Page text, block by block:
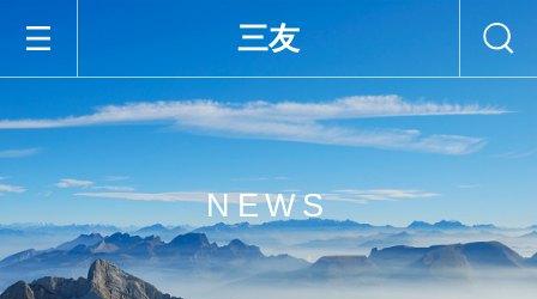
三友
NEWS